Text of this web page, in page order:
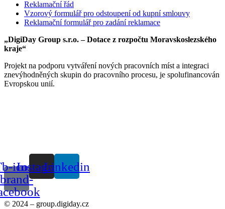
Reklamační řád
Vzorový formulář pro odstoupení od kupní smlouvy
Reklamační formulář pro zadání reklamace
„DigiDay Group s.r.o. – Dotace z rozpočtu Moravskoslezského
kraje“
Projekt na podporu vytváření nových pracovních míst a integraci
znevýhodněných skupin do pracovního procesu, je spolufinancován
Evropskou unií.
icon-
brand-
InstagramLinkedin
© 2024 – group.digiday.cz